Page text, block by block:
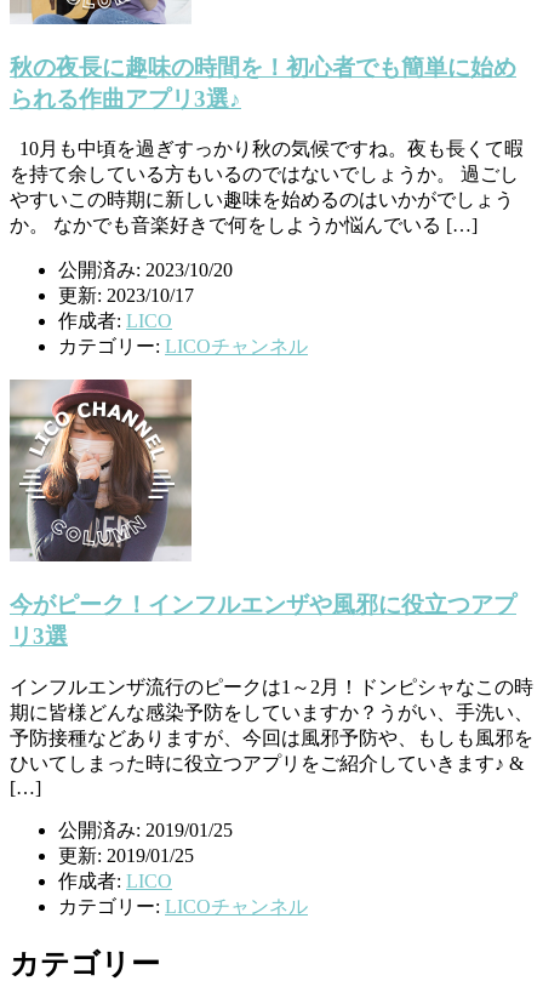
秋の夜長に趣味の時間を！初心者でも簡単に始め
られる作曲アプリ3選♪
10月も中頃を過ぎすっかり秋の気候ですね。夜も長くて暇
を持て余している方もいるのではないでしょうか。 過ごし
やすいこの時期に新しい趣味を始めるのはいかがでしょう
か。 なかでも音楽好きで何をしようか悩んでいる […]
公開済み: 2023/10/20
更新: 2023/10/17
作成者: LICO
カテゴリー: LICOチャンネル
今がピーク！インフルエンザや風邪に役立つアプ
リ3選
インフルエンザ流行のピークは1～2月！ドンピシャなこの時
期に皆様どんな感染予防をしていますか？うがい、手洗い、
予防接種などありますが、今回は風邪予防や、もしも風邪を
ひいてしまった時に役立つアプリをご紹介していきます♪ &
[…]
公開済み: 2019/01/25
更新: 2019/01/25
作成者: LICO
カテゴリー: LICOチャンネル
カテゴリー